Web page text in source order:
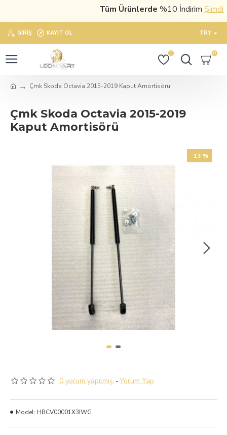
Tüm Ürünlerde%10 İndirimŞimdi
GIRIŞ KAYIT OL TRY
0 0
Çmk Skoda Octavia 2015-2019 Kaput Amortisörü
Çmk Skoda Octavia 2015-2019
Kaput Amortisörü
-13 %
0 yorum yapılmış. -Yorum Yap
Model: HBCV00001X3IWG